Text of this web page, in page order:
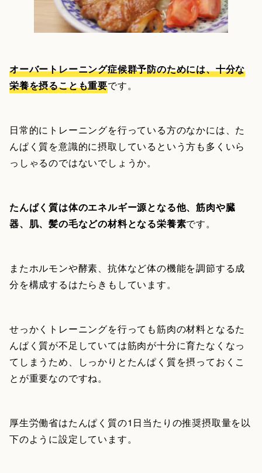
オーバートレーニング症候群予防のためには、十分な
栄養を摂ることも重要です。
日常的にトレーニングを行っている方のなかには、た
んぱく質を意識的に摂取しているという方も多くいら
っしゃるのではないでしょうか。
たんぱく質は体のエネルギー源となる他、筋肉や臓
器、肌、髪の毛などの材料となる栄養素です。
またホルモンや酵素、抗体など体の機能を調節する成
分を構成するはたらきもしています。
せっかくトレーニングを行っても筋肉の材料となるた
んぱく質が不足していては筋肉が十分に育たなくなっ
てしまうため、しっかりとたんぱく質を摂っておくこ
とが重要なのですね。
厚生労働省はたんぱく質の1日当たりの推奨摂取量を以
下のように設定しています。